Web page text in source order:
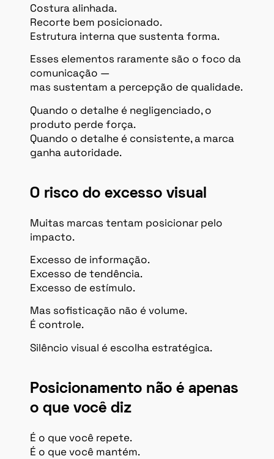
Costura alinhada.
Recorte bem posicionado.
Estrutura interna que sustenta forma.
Esses elementos raramente são o foco da
comunicação —
mas sustentam a percepção de qualidade.
Quando o detalhe é negligenciado, o
produto perde força.
Quando o detalhe é consistente, a marca
ganha autoridade.
O risco do excesso visual
Muitas marcas tentam posicionar pelo
impacto.
Excesso de informação.
Excesso de tendência.
Excesso de estímulo.
Mas sofisticação não é volume.
É controle.
Silêncio visual é escolha estratégica.
Posicionamento não é apenas
o que você diz
É o que você repete.
É o que você mantém.